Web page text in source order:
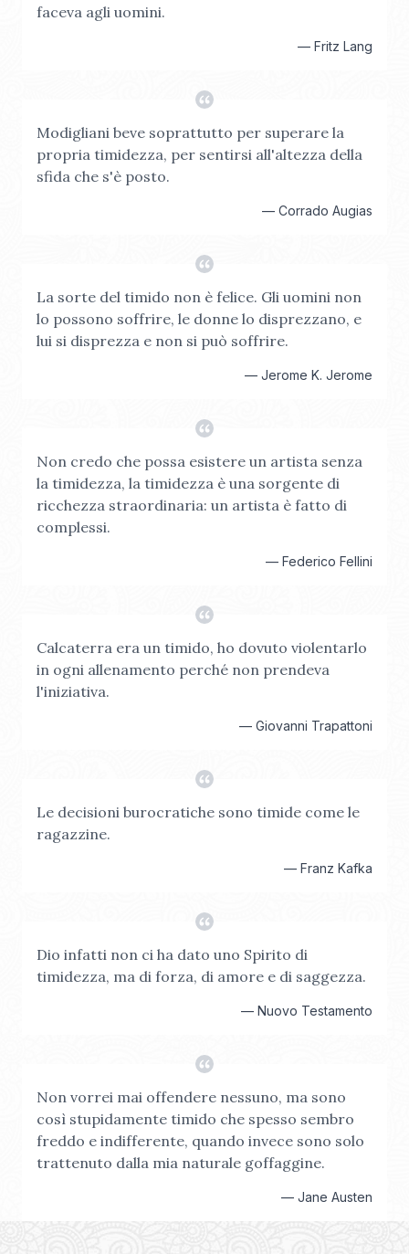
faceva agli uomini.
— Fritz Lang
Modigliani beve soprattutto per superare la
propria timidezza, per sentirsi all'altezza della
sfida che s'è posto.
— Corrado Augias
La sorte del timido non è felice. Gli uomini non
lo possono soffrire, le donne lo disprezzano, e
lui si disprezza e non si può soffrire.
— Jerome K. Jerome
Non credo che possa esistere un artista senza
la timidezza, la timidezza è una sorgente di
ricchezza straordinaria: un artista è fatto di
complessi.
— Federico Fellini
Calcaterra era un timido, ho dovuto violentarlo
in ogni allenamento perché non prendeva
l'iniziativa.
— Giovanni Trapattoni
Le decisioni burocratiche sono timide come le
ragazzine.
— Franz Kafka
Dio infatti non ci ha dato uno Spirito di
timidezza, ma di forza, di amore e di saggezza.
— Nuovo Testamento
Non vorrei mai offendere nessuno, ma sono
così stupidamente timido che spesso sembro
freddo e indifferente, quando invece sono solo
trattenuto dalla mia naturale goffaggine.
— Jane Austen